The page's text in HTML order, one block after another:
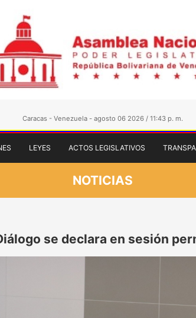
Caracas - Venezuela - agosto 06 2026 / 11:43 p. m.
LEYES ACTOS LEGISLATIVOS
NOTICIAS
se declara en sesión